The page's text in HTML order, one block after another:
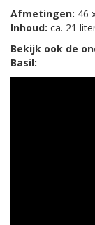
Afmetingen: 46
Inhoud: ca. 21
Bekijk ook de
Basil: